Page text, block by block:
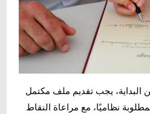
يجب تقديم ملف مكتمل
نظاميًا، مع مراعاة النقاط